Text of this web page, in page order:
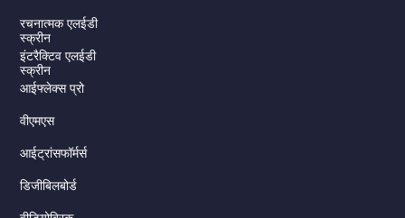
रचनात्मक एलईडी
स्क्रीन
इंटरैक्टिव एलईडी
स्क्रीन
आईफ्लेक्स प्रो
वीएमएस
आईट्रांसफॉर्मर्स
डिजीबिलबोर्डSerbian